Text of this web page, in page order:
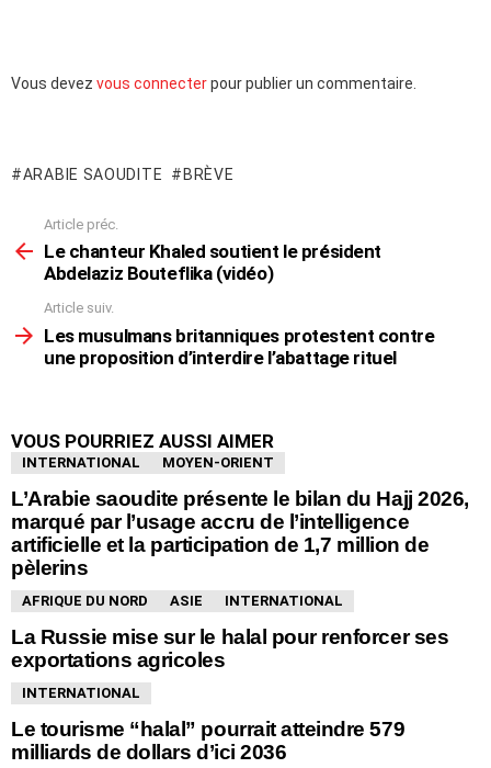
Laisser
Vous devez vous connecterpour publier un commentaire.
ARABIE SAOUDITE BRÈVE
voir
Article préc.
Le chanteur Khaled soutient le président
Abdelaziz Bouteflika (vidéo)
Article suiv.
Les musulmans britanniques protestent contre
une proposition d’interdire l’abattage rituel
VOUS POURRIEZ AUSSI AIMER
INTERNATIONAL MOYEN-ORIENT
L’Arabie saoudite présente le bilan du Hajj 2026,
marqué par l’usage accru de l’intelligence
artificielle et la participation de 1,7 million de
pèlerins
AFRIQUE DU NORD ASIE INTERNATIONAL
La Russie mise sur le halal pour renforcer ses
exportations agricoles
INTERNATIONAL
Le tourisme “halal” pourrait atteindre 579
milliards de dollars d’ici 2036